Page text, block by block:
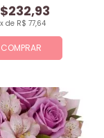
COMPRAR
de R$ 77,64